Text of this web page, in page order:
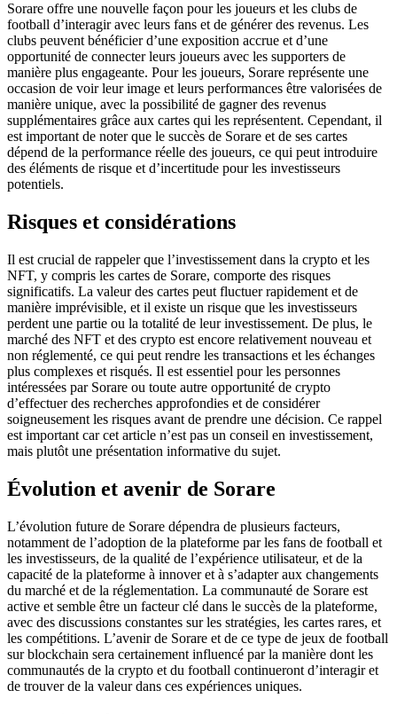
Sorare offre une nouvelle façon pour les joueurs et les clubs de
football d’interagir avec leurs fans et de générer des revenus. Les
clubs peuvent bénéficier d’une exposition accrue et d’une
opportunité de connecter leurs joueurs avec les supporters de
manière plus engageante. Pour les joueurs, Sorare représente une
occasion de voir leur image et leurs performances être valorisées de
manière unique, avec la possibilité de gagner des revenus
supplémentaires grâce aux cartes qui les représentent. Cependant, il
est important de noter que le succès de Sorare et de ses cartes
dépend de la performance réelle des joueurs, ce qui peut introduire
des éléments de risque et d’incertitude pour les investisseurs
potentiels.
Risques et considérations
Il est crucial de rappeler que l’investissement dans la crypto et les
NFT, y compris les cartes de Sorare, comporte des risques
significatifs. La valeur des cartes peut fluctuer rapidement et de
manière imprévisible, et il existe un risque que les investisseurs
perdent une partie ou la totalité de leur investissement. De plus, le
marché des NFT et des crypto est encore relativement nouveau et
non réglementé, ce qui peut rendre les transactions et les échanges
plus complexes et risqués. Il est essentiel pour les personnes
intéressées par Sorare ou toute autre opportunité de crypto
d’effectuer des recherches approfondies et de considérer
soigneusement les risques avant de prendre une décision. Ce rappel
est important car cet article n’est pas un conseil en investissement,
mais plutôt une présentation informative du sujet.
Évolution et avenir de Sorare
L’évolution future de Sorare dépendra de plusieurs facteurs,
notamment de l’adoption de la plateforme par les fans de football et
les investisseurs, de la qualité de l’expérience utilisateur, et de la
capacité de la plateforme à innover et à s’adapter aux changements
du marché et de la réglementation. La communauté de Sorare est
active et semble être un facteur clé dans le succès de la plateforme,
avec des discussions constantes sur les stratégies, les cartes rares, et
les compétitions. L’avenir de Sorare et de ce type de jeux de football
sur blockchain sera certainement influencé par la manière dont les
communautés de la crypto et du football continueront d’interagir et
de trouver de la valeur dans ces expériences uniques.